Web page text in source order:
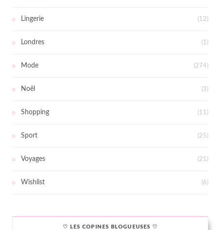
Lingerie (12)
Londres (1)
Mode (274)
Noël (3)
Shopping (11)
Sport (25)
Voyages (21)
Wishlist (6)
♡ LES COPINES BLOGUEUSES ♡